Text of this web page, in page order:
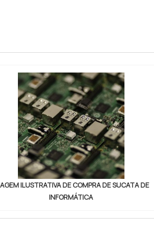
ILUSTRATIVA DE COMPRA DE SUCATA DE
INFORMÁTICA